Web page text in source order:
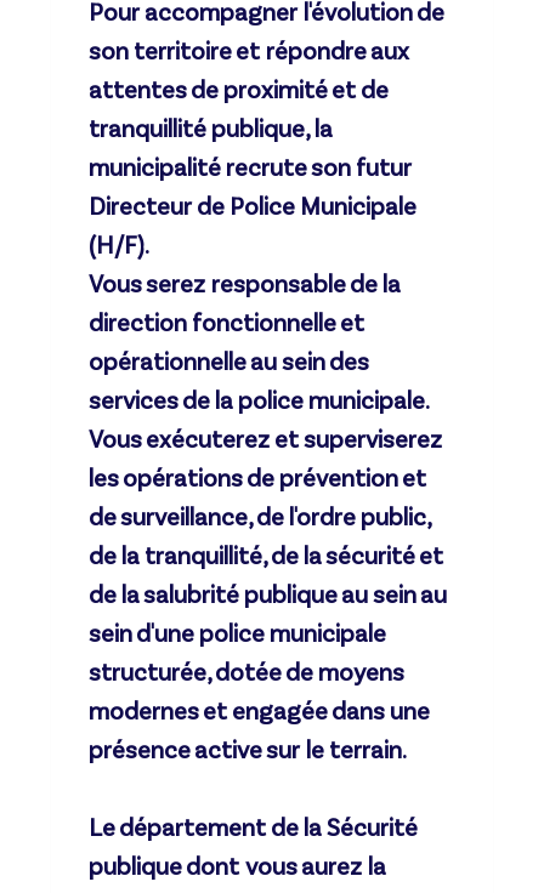
Pour accompagner l'évolution de
son territoire et répondre aux
attentes de proximité et de
tranquillité publique, la
municipalité recrute son futur
Directeur de Police Municipale
(H/F).
Vous serez responsable de la
direction fonctionnelle et
opérationnelle au sein des
services de la police municipale.
Vous exécuterez et superviserez
les opérations de prévention et
de surveillance, de l'ordre public,
de la tranquillité, de la sécurité et
de la salubrité publique au sein au
sein d'une police municipale
structurée, dotée de moyens
modernes et engagée dans une
présence active sur le terrain.
Le département de la Sécurité
publique dont vous aurez la